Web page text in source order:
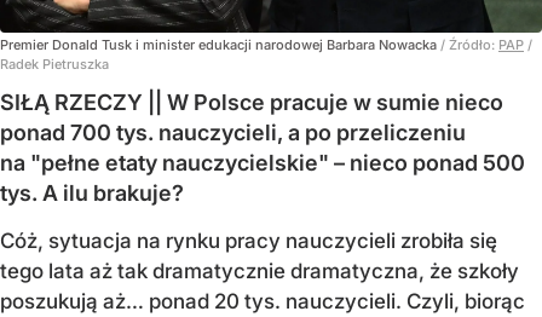
Premier Donald Tusk i minister edukacji narodowej Barbara Nowacka / Źródło: PAP /
Radek Pietruszka
SIŁĄ RZECZY || W Polsce pracuje w sumie nieco
ponad 700 tys. nauczycieli, a po przeliczeniu
na "pełne etaty nauczycielskie" – nieco ponad 500
tys. A ilu brakuje?
Cóż, sytuacja na rynku pracy nauczycieli zrobiła się
tego lata aż tak dramatycznie dramatyczna, że szkoły
poszukują aż… ponad 20 tys. nauczycieli. Czyli, biorąc